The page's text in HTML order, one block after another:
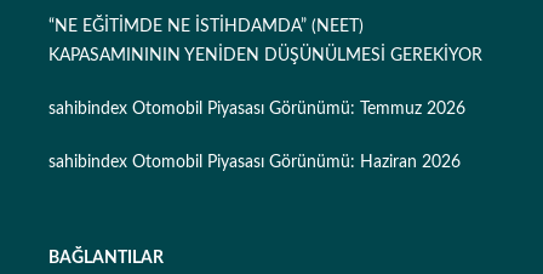
“NE EĞİTİMDE NE İSTİHDAMDA” (NEET)
KAPASAMINININ YENİDEN DÜŞÜNÜLMESİ GEREKİYOR
sahibindex Otomobil Piyasası Görünümü: Temmuz 2026
sahibindex Otomobil Piyasası Görünümü: Haziran 2026
BAĞLANTILAR